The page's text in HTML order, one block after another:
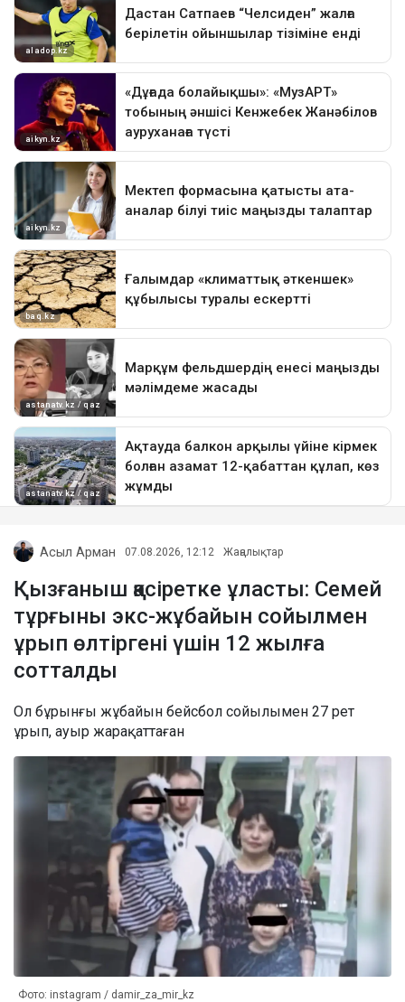
Асыл Арман 07.08.2026, 12:12 Жаңалықтар
Қызғаныш қасіретке ұласты: Семей
тұрғыны экс-жұбайын сойылмен
ұрып өлтіргені үшін 12 жылға
сотталды
Ол бұрынғы жұбайын бейсбол сойылымен 27 рет
ұрып, ауыр жарақаттаған
Фото: instagram / damir_za_mir_kz